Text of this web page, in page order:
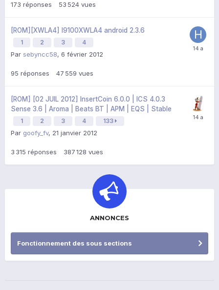
173 réponses 53 524 vues
[ROM][XWLA4] I9100XWLA4 android 2.3.6
1 2 3 4
Par sebyncc58, 6 février 2012
95 réponses 47 559 vues
[ROM] [02 JUIL 2012] InsertCoin 6.0.0 | ICS 4.0.3
Sense 3.6 | Aroma | Beats BT | APM | EQS | Stable
1 2 3 4 133
Par goofy_fv, 21 janvier 2012
3 315 réponses 387 128 vues
ANNONCES
Fonctionnement des sous sections